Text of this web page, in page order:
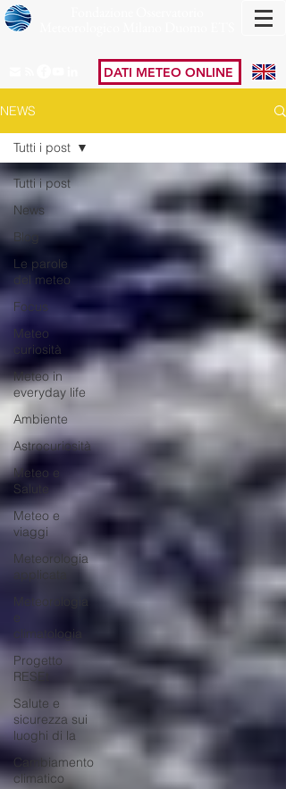
DATI METEO ONLINE
NEWS
Tutti i post
News
Blog
Le parole
del meteo
Focus
Meteo
curiosità
Meteo in
everyday life
Ambiente
Astrocuriosità
Meteo e
Salute
Meteo e
viaggi
Meteorologia
applicata
Meteorologia
climatologia
Progetto
RESEt
Salute e
sicurezza sui
luoghi di la
Cambiamento
climatico
Tutti i post